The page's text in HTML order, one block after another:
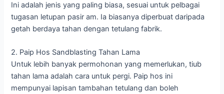
Ini adalah jenis yang paling biasa, sesuai untuk pelbagai
tugasan letupan pasir am. Ia biasanya diperbuat daripada
getah berdaya tahan dengan tetulang fabrik.
2. Paip Hos Sandblasting Tahan Lama
Untuk lebih banyak permohonan yang memerlukan, tiub
tahan lama adalah cara untuk pergi. Paip hos ini
mempunyai lapisan tambahan tetulang dan boleh